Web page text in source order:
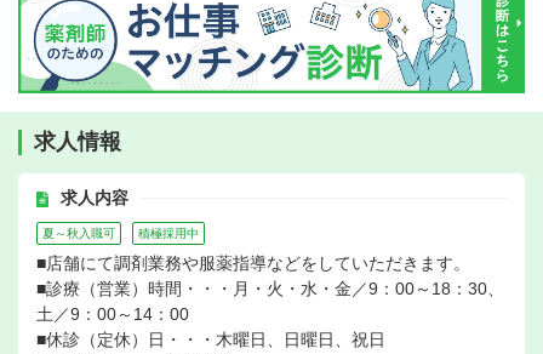
求人情報
求人内容
夏～秋入職可 積極採用中
■店舗にて調剤業務や服薬指導などをしていただきます。
■診療（営業）時間・・・月・火・水・金／9：00～18：30、
土／9：00～14：00
■休診（定休）日・・・木曜日、日曜日、祝日